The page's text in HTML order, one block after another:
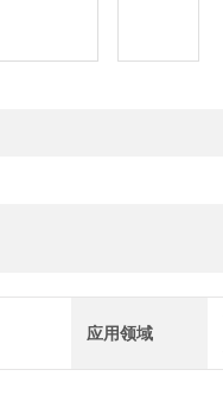
应用领域